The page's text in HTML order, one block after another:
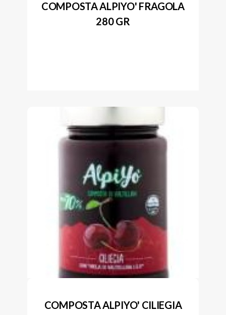
COMPOSTA ALPIYO' FRAGOLA
280 GR
COMPOSTA ALPIYO' CILIEGIA